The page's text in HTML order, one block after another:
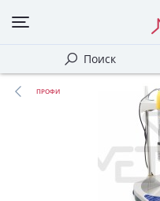
Поиск
ПРОФИ